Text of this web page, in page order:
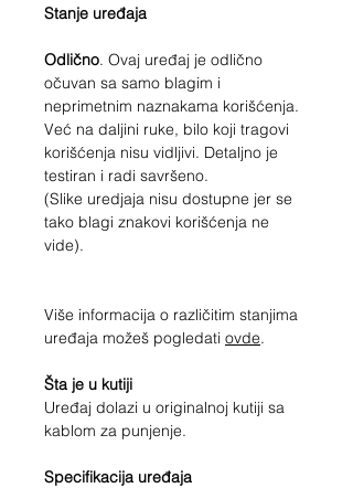
Stanje uređaja
Odlično. Ovaj uređaj je odlično
očuvan sa samo blagim i
neprimetnim naznakama korišćenja.
Već na daljini ruke, bilo koji tragovi
korišćenja nisu vidljivi. Detaljno je
testiran i radi savršeno.
(Slike uredjaja nisu dostupne jer se
tako blagi znakovi korišćenja ne
vide).
Više informacija o različitim stanjima
uređaja možeš pogledati ovde.
Šta je u kutiji
Uređaj dolazi u originalnoj kutiji sa
kablom za punjenje.
Specifikacija uređaja